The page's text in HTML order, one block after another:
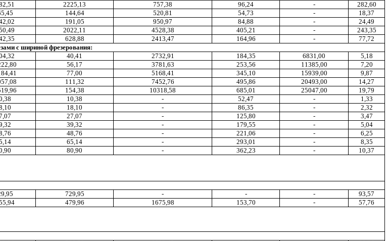
2225,13 757,38 96,24 - 282,60
45 144,64 520,81 54,73 - 18,37
191,05 950,97 84,88 - 24,49
,49 2022,11 4528,38 405,21 - 243,35
628,88 2413,47 164,96 -
77,72
с шириной фрезерования:
,32 40,41 2732,91 184,35 6831,00 5,18
56,17 3781,63 253,56 11385,00
7,20
77,00 5168,41 345,10 15939,00 9,87
,08 111,32 7452,76 495,86 20493,00 14,27
,96 154,38 10318,58 685,01 25047,00
19,79
10,38 - 52,47 - 1,33
,10 18,10 - 86,35 - 2,32
27,07 - 125,80 - 3,47
,32 39,32 - 179,55 -
5,04
48,76 - 221,06 -
6,25
65,14 - 293,01 - 8,35
80,90 - 362,23 -
10,37
729,95 - - -
93,57
479,96 1675,98 153,70 -
57,76